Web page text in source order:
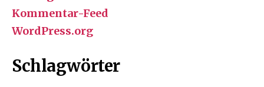
Kommentar-Feed
WordPress.org
Schlagwörter